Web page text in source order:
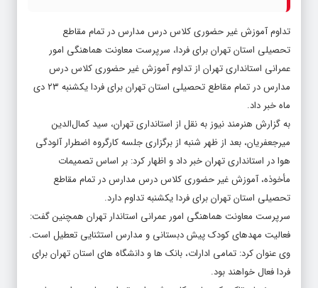
تداوم آموزش غیر حضوری کلاس درس مدارس در تمام مقاطع
تحصیلی استان تهران برای فردا، سرپرست معاونت هماهنگی امور
عمرانی استانداری تهران از تداوم آموزش غیر حضوری کلاس درس
مدارس در تمام مقاطع تحصیلی استان تهران برای فردا یکشنبه ۲۳ دی
ماه خبر داد.
به گزارش هنرمند نیوز به نقل از استانداری تهران، سید کمال‌الدین
میرجعفریان، بعد از ظهر شنبه از برگزاری جلسه کارگروه اضطرار آلودگی
هوا در استانداری تهران خبر داد و اظهار کرد: بر اساس تصمیمات
مأخوذه، آموزش غیر حضوری کلاس درس مدارس در تمام مقاطع
تحصیلی استان تهران برای فردا یکشنبه تداوم دارد.
سرپرست معاونت هماهنگی امور عمرانی استاندار تهران همچنین گفت:
فعالیت مهدهای کودک پیش دبستانی و مدارس استثنایی تعطیل است.
وی عنوان کرد: تمامی ادارات، بانک ها و دانشگاه های استان تهران برای
فردا فعال خواهند بود.